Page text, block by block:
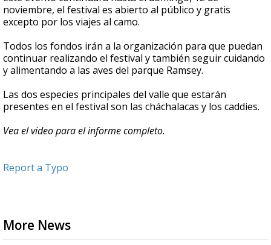
noviembre, el festival es abierto al público y gratis
excepto por los viajes al camo.
Todos los fondos irán a la organización para que puedan
continuar realizando el festival y también seguir cuidando
y alimentando a las aves del parque Ramsey.
Las dos especies principales del valle que estarán
presentes en el festival son las cháchalacas y los caddies.
Vea el video para el informe completo.
Report a Typo
More News